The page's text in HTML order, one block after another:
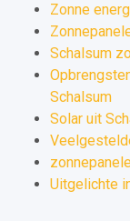
Zonne
Schalsum
Schalsum
Solar uit
Uitgelichte